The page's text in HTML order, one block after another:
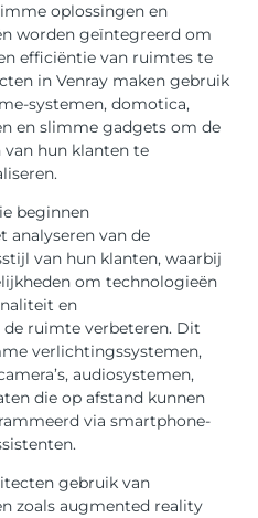
oplossingen en
worden geïntegreerd om
efficiëntie van ruimtes te
in Venray maken gebruik
systemen, domotica,
en slimme gadgets om de
hun klanten te
beginnen
analyseren van de
van hun klanten, waarbij
om technologieën
en
ruimte verbeteren. Dit
verlichtingssystemen,
audiosystemen,
die op afstand kunnen
via smartphone-
gebruik van
zoals augmented reality